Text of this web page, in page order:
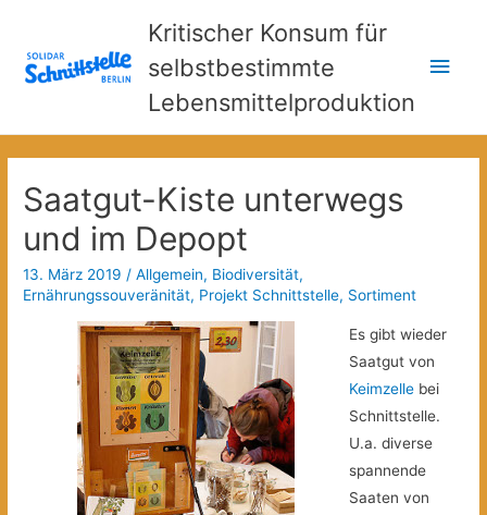
Kritischer Konsum für
selbstbestimmte
Lebensmittelproduktion
Saatgut-Kiste unterwegs
und im Depopt
13. März 2019 /Allgemein, Biodiversität,
Ernährungssouveränität, Projekt Schnittstelle, Sortiment
Es gibt wieder
Saat­gut von
Keimzelle bei
Schnittstelle.
U.a. diverse
spannende
Saaten von